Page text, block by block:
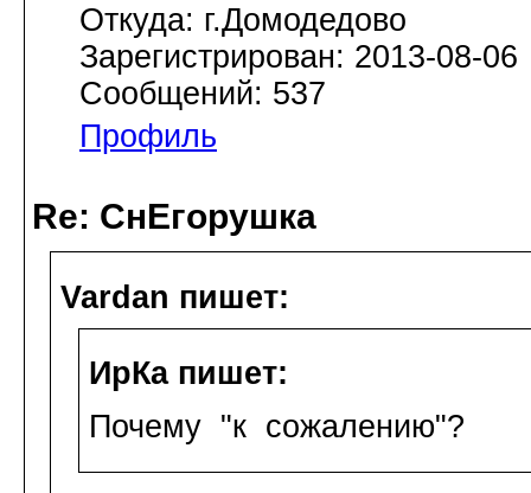
Откуда: г.Домодедово
Зарегистрирован: 2013-08-06
Сообщений: 537
Профиль
Re: СнЕгорушка
Vardan пишет:
ИрКа пишет:
Почему "к сожалению"?